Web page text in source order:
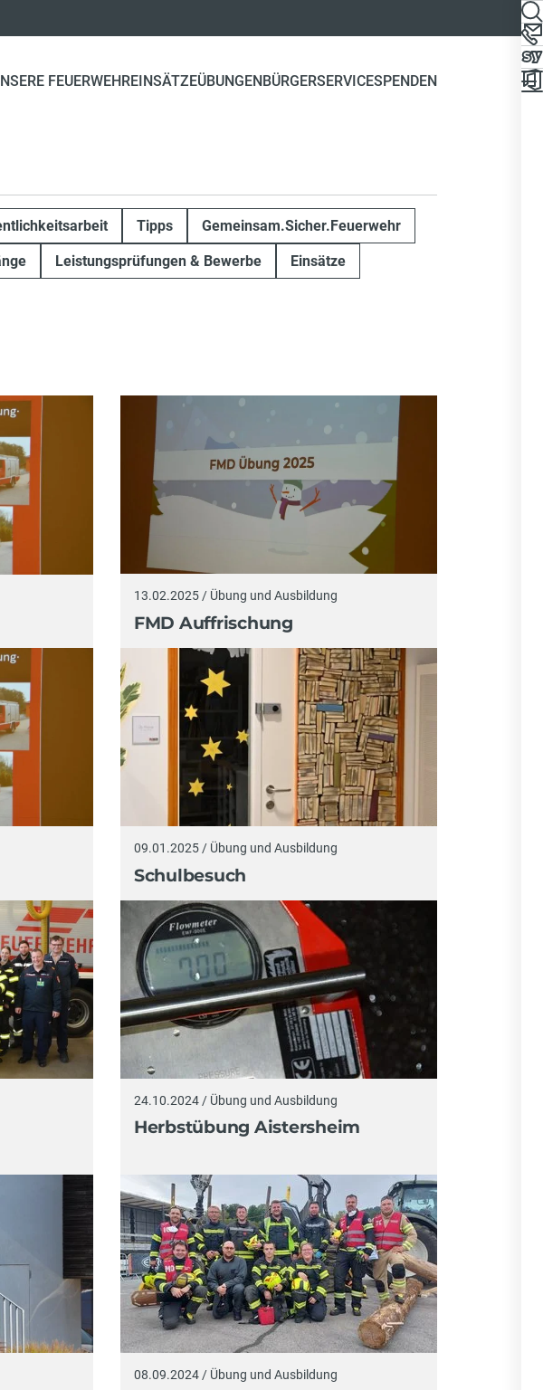
FEUERWEHREINSÄTZEÜBUNGENBÜRGERSERVICESPENDEN
Tipps Gemeinsam.Sicher.Feuerwehr
Leistungsprüfungen & Bewerbe Einsätze
13.02.2025 / Übung und Ausbildung
FMD Auffrischung
09.01.2025 / Übung und Ausbildung
Schulbesuch
24.10.2024 / Übung und Ausbildung
Herbstübung Aistersheim
08.09.2024 / Übung und Ausbildung